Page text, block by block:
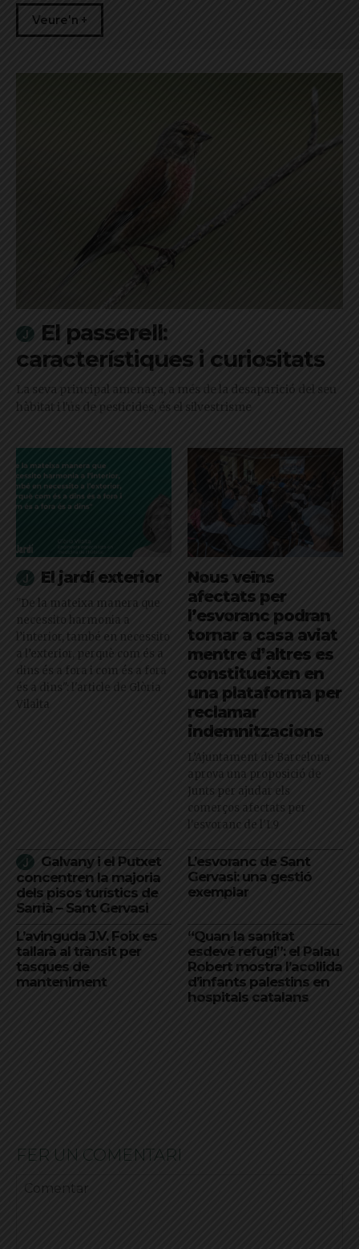
Veure'n +
El passerell:
característiques i curiositats
La seva principal amenaça, a més de la desaparició del seu
hàbitat i l'ús de pesticides, és el silvestrisme
El jardí exterior
"De la mateixa manera que
necessito harmonia a
l’interior, també en necessito
a l’exterior, perquè com és a
dins és a fora i com és a fora
és a dins": l'article de Glòria
Vilalta
Nous veïns
afectats per
l’esvoranc podran
tornar a casa aviat
mentre d’altres es
constitueixen en
una plataforma per
reclamar
indemnitzacions
L’Ajuntament de Barcelona
aprova una proposició de
Junts per ajudar els
comerços afectats per
l'esvoranc de l'L9
Galvany i el Putxet
concentren la majoria
dels pisos turístics de
Sarrià – Sant Gervasi
L’esvoranc de Sant
Gervasi: una gestió
exemplar
L’avinguda J.V. Foix es
tallarà al trànsit per
tasques de
manteniment
“Quan la sanitat
esdevé refugi”: el Palau
Robert mostra l’acollida
d’infants palestins en
hospitals catalans
FER UN COMENTARI